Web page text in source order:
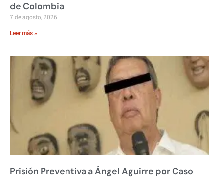
de Colombia
7 de agosto, 2026
Leer más »
Prisión Preventiva a Ángel Aguirre por Caso